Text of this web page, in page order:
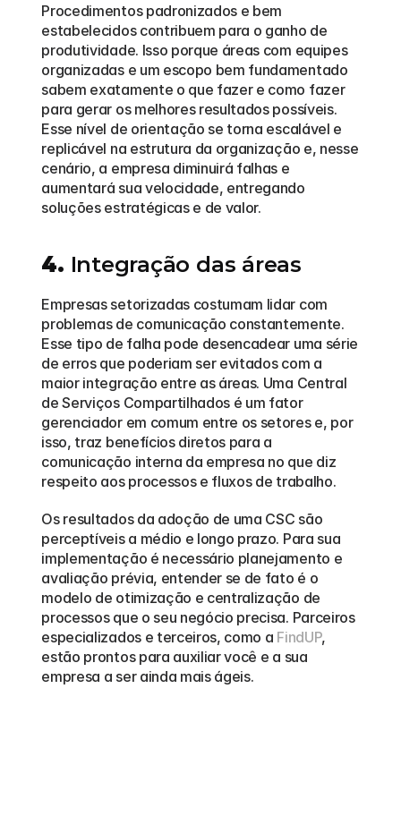
Procedimentos padronizados e bem
estabelecidos contribuem para o ganho de
produtividade. Isso porque áreas com equipes
organizadas e um escopo bem fundamentado
sabem exatamente o que fazer e como fazer
para gerar os melhores resultados possíveis.
Esse nível de orientação se torna escalável e
replicável na estrutura da organização e, nesse
cenário, a empresa diminuirá falhas e
aumentará sua velocidade, entregando
soluções estratégicas e de valor.
4. Integração das áreas
Empresas setorizadas costumam lidar com
problemas de comunicação constantemente.
Esse tipo de falha pode desencadear uma série
de erros que poderiam ser evitados com a
maior integração entre as áreas. Uma Central
de Serviços Compartilhados é um fator
gerenciador em comum entre os setores e, por
isso, traz benefícios diretos para a
comunicação interna da empresa no que diz
respeito aos processos e fluxos de trabalho.
Os resultados da adoção de uma CSC são
perceptíveis a médio e longo prazo. Para sua
implementação é necessário planejamento e
avaliação prévia, entender se de fato é o
modelo de otimização e centralização de
processos que o seu negócio precisa. Parceiros
especializados e terceiros, como a FindUP,
estão prontos para auxiliar você e a sua
empresa a ser ainda mais ágeis.